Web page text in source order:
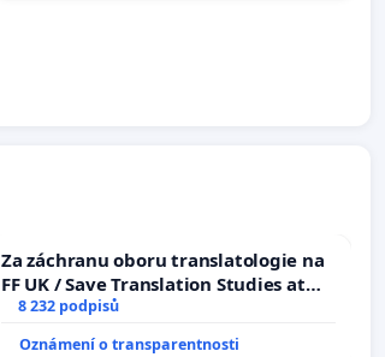
Za záchranu oboru translatologie na
FF UK / Save Translation Studies at
the Faculty of Arts, Charles
University
8 232 podpisů
Oznámení o transparentnosti